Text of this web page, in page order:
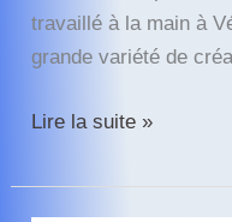
travaillé à la main à
grande variété de
Marché
Noël
Lire la suite »